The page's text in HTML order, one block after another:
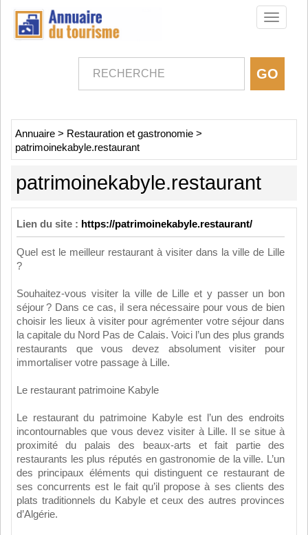
Toggle
Annuaire > Restauration et gastronomie >
patrimoinekabyle.restaurant
patrimoinekabyle.restaurant
Lien du site : https://patrimoinekabyle.restaurant/
Quel est le meilleur restaurant à visiter dans la ville de Lille
?
Souhaitez-vous visiter la ville de Lille et y passer un bon
séjour ? Dans ce cas, il sera nécessaire pour vous de bien
choisir les lieux à visiter pour agrémenter votre séjour dans
la capitale du Nord Pas de Calais. Voici l’un des plus grands
restaurants que vous devez absolument visiter pour
immortaliser votre passage à Lille.
Le restaurant patrimoine Kabyle
Le restaurant du patrimoine Kabyle est l’un des endroits
incontournables que vous devez visiter à Lille. Il se situe à
proximité du palais des beaux-arts et fait partie des
restaurants les plus réputés en gastronomie de la ville. L’un
des principaux éléments qui distinguent ce restaurant de
ses concurrents est le fait qu’il propose à ses clients des
plats traditionnels du Kabyle et ceux des autres provinces
d’Algérie.